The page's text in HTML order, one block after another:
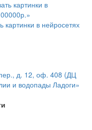
картинки в нейросетях
и водопады Ладоги»